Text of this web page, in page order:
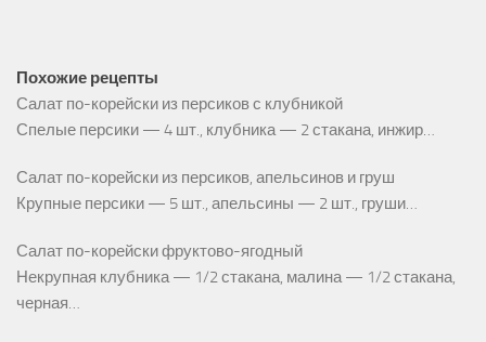
Похожие рецепты
Салат по-корейски из персиков с клубникой
Спелые персики — 4 шт., клубника — 2 стакана, ин­жир…
Салат по-корейски из персиков, апельсинов и груш
Крупные персики — 5 шт., апельсины — 2 шт., груши…
Салат по-корейски фруктово-ягодный
Некрупная клубника — 1/2 стакана, малина — 1/2 стакана,
черная…